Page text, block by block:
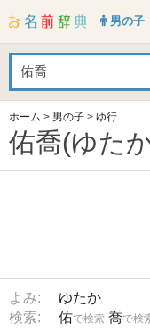
男の子
ホーム > 男の子 > ゆ行
佑喬(ゆた
よみ:
ゆたか
検索:
佑で検索 喬で検